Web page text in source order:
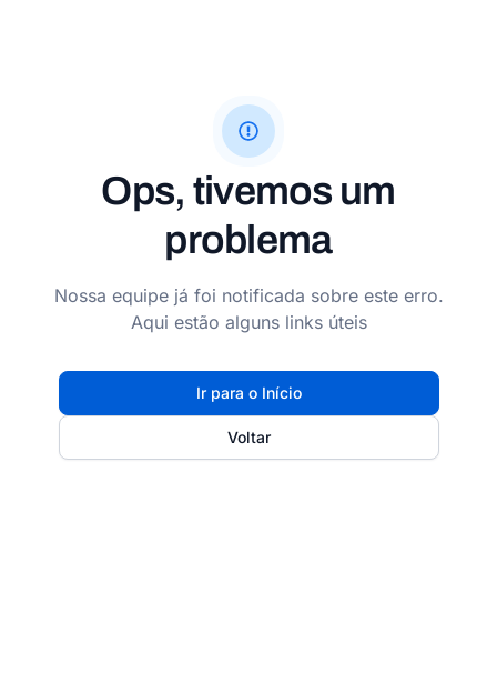
Ops, tivemos um
problema
Nossa equipe já foi notificada sobre este erro.
Aqui estão alguns links úteis
Ir para o Início
Voltar